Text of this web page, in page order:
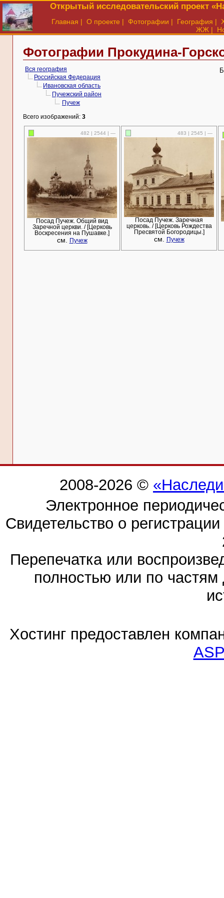
Открытый исследовательский проект
Главная | О проекте | Фотографии | География |
ЖЖ |
Фотографии Прокудина-
Вся география
Российская Федерация
Ивановская область
Пучежский район
Пучеж
Всего изображений: 3
482 | 2544 | —
Посад Пучеж. Общий вид
Заречной церкви. / [Церковь
Воскресения на Пушавке.]
см. Пучеж
483 | 2545 | —
Посад Пучеж. Заречная
церковь. / [Церковь Рождества
Пресвятой Богородицы.]
см. Пучеж
2008-2026 ©
Электронное
Свидетельство о
Перепечатка или
полностью или по частям
Хостинг предоставлен